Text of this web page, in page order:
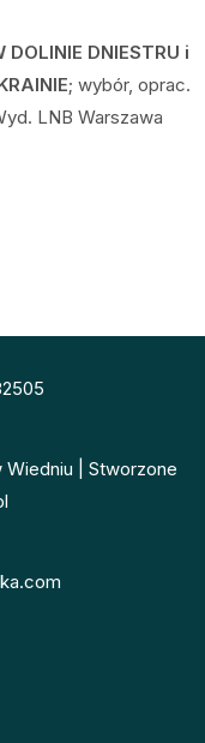
DOLINIE DNIESTRU i
; wybór, oprac.
LNB Warszawa
| Stworzone